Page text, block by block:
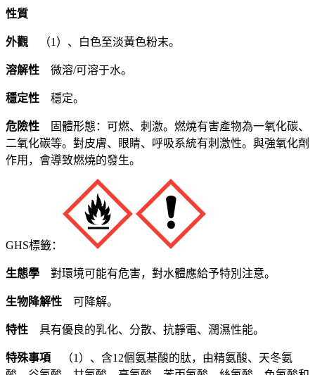
性質
外觀 （1）、白色至淡黃色粉末。
溶解性 微溶/可溶于水。
穩定性 穩定。
危險性
固體形態：可燃、刺激。燃燒有害產物為一氧化碳、
二氧化碳等。對皮膚、眼睛、呼吸系統有刺激性。與強氧化劑
作用，會導致燃燒的發生。
GHS標籤：
生態學 對環境可能有危害，對水體應給予特別注意。
生物降解性 可降解。
特性 具有優良的乳化、分散、抗靜電、潤濕性能。
特殊事項
（1）、含12個氨基酸的肽，由精氨酸、天冬氨